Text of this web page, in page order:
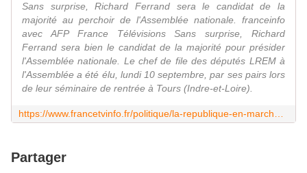
Sans surprise, Richard Ferrand sera le candidat de la
majorité au perchoir de l'Assemblée nationale. franceinfo
avec AFP France Télévisions Sans surprise, Richard
Ferrand sera bien le candidat de la majorité pour présider
l'Assemblée nationale. Le chef de file des députés LREM à
l'Assemblée a été élu, lundi 10 septembre, par ses pairs lors
de leur séminaire de rentrée à Tours (Indre-et-Loire).
Partager